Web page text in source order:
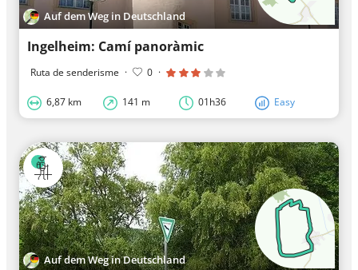
Auf dem Weg in Deutschland
Ingelheim: Camí panoràmic
Ruta de senderisme · 0 ·
6,87 km 141 m 01h36 Easy
Auf dem Weg in Deutschland